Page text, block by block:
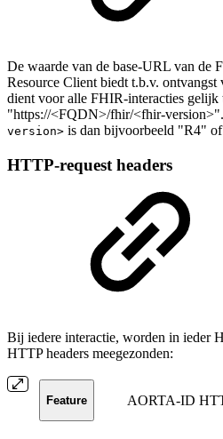
De waarde van de base-URL van de
Resource Client biedt t.b.v. ontvangst
dient voor alle FHIR-interacties gelijk
"https://<FQDN>/fhir/<fhir-
version> is dan bijvoorbeeld "R4"
HTTP-request headers
Bij iedere interactie, worden in ieder
HTTP headers meegezonden:
Feature AORTA-ID